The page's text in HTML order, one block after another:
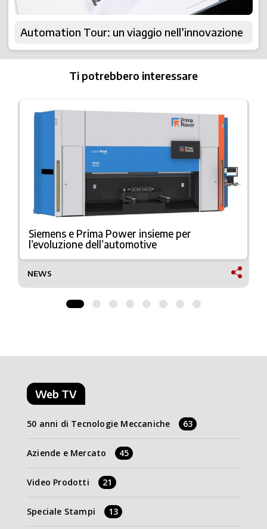
Automation Tour: un viaggio nell’innovazione
Ti potrebbero interessare
Siemens e Prima Power insieme per
l’evoluzione dell’automotive
NEWS
Web TV
50 anni di Tecnologie Meccaniche 63
Aziende e Mercato 45
Video Prodotti 21
Speciale Stampi 13